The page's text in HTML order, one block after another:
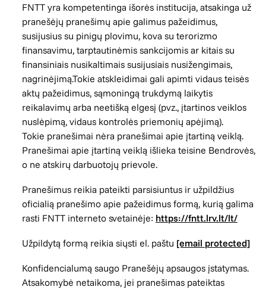
FNTT yra kompetentinga išorės institucija, atsakinga už
pranešėjų pranešimų apie galimus pažeidimus,
susijusius su pinigų plovimu, kova su terorizmo
finansavimu, tarptautinėmis sankcijomis ar kitais su
finansiniais nusikaltimais susijusiais nusižengimais,
nagrinėjimą.Tokie atskleidimai gali apimti vidaus teisės
aktų pažeidimus, sąmoningą trukdymą laikytis
reikalavimų arba neetišką elgesį (pvz., įtartinos veiklos
nuslėpimą, vidaus kontrolės priemonių apėjimą).
Tokie pranešimai nėra pranešimai apie įtartiną veiklą.
Pranešimai apie įtartiną veiklą išlieka teisine Bendrovės,
o ne atskirų darbuotojų prievole.
Pranešimus reikia pateikti parsisiuntus ir užpildžius
oficialią pranešimo apie pažeidimus formą, kurią galima
rasti FNTT interneto svetainėje: https://fntt.lrv.lt/lt/
Užpildytą formą reikia siųsti el. paštu [email protected]
Konfidencialumą saugo Pranešėjų apsaugos įstatymas.
Atsakomybė netaikoma, jei pranešimas pateiktas